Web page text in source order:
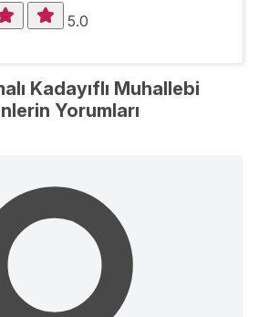
5.0
Kadayıflı Muhallebi
Yorumları